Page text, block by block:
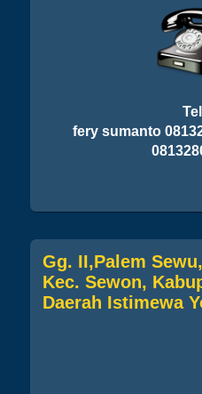
fery sumanto
Gg. II,Palem
Kec. Sewon,
Daerah Istimewa